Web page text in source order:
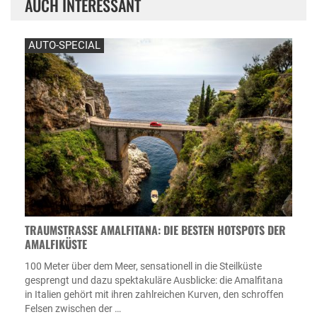
AUCH INTERESSANT
AUTO-SPECIAL
TRAUMSTRASSE AMALFITANA: DIE BESTEN HOTSPOTS DER A
MALFIKÜSTE
100 Meter über dem Meer, sensationell in die Steilküste
gesprengt und dazu spektakuläre Ausblicke: die Amalfitana
in Italien gehört mit ihren zahlreichen Kurven, den schroffen
Felsen zwischen der …